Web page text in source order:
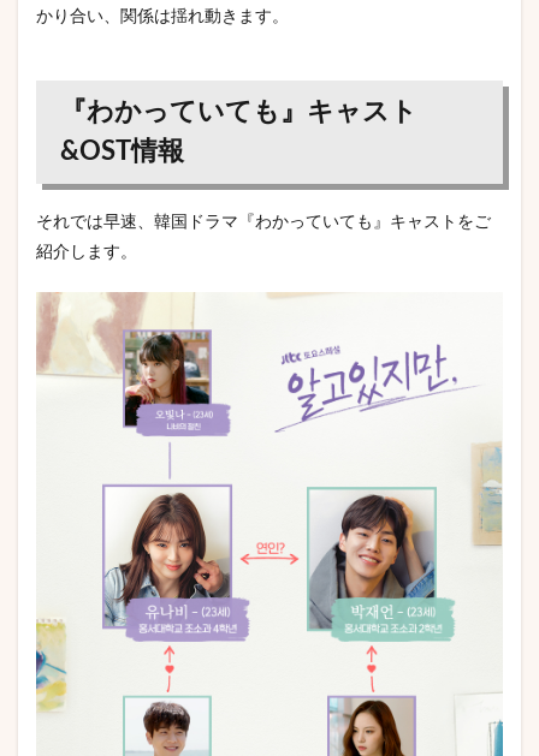
かり合い、関係は揺れ動きます。
『わかっていても』キャスト
&OST情報
それでは早速、韓国ドラマ『わかっていても』キャストをご
紹介します。